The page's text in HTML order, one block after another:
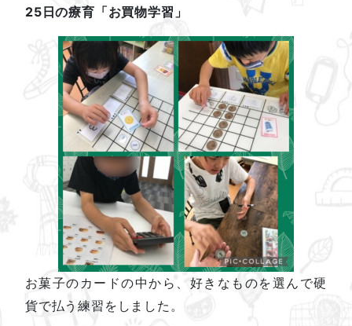
25日の療育「お買物学習」
お菓子のカードの中から、好きなものを選んで硬
貨で払う練習をしました。